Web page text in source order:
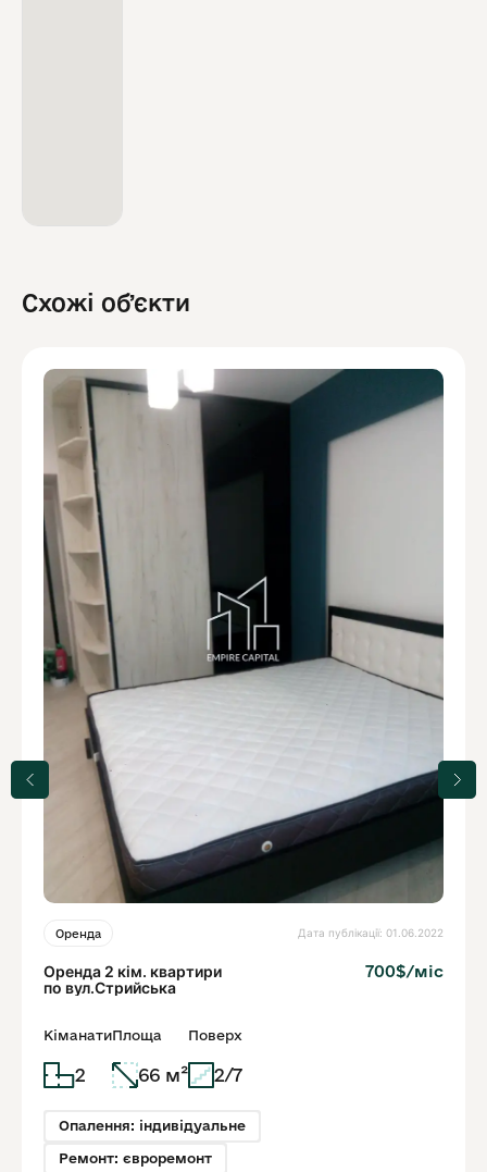
Схожі обʼєкти
Оренда Дата публікації: 01.06.2022
Оренда 2 кім. квартири
по вул.Стрийська
700$/міс
Кіманати
2
Площа
66 м²
Поверх
2/7
Опалення: індивідуальне
Ремонт: євроремонт